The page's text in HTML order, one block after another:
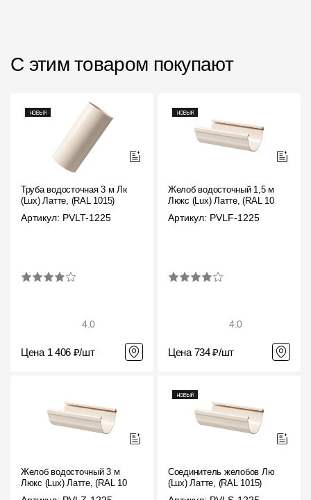
С этим товаром покупают
Труба водосточная 3 м Люкс
(Lux) Латте, (RAL 1015)
Артикул: PVLT-1225
4.0
Цена 1 406 ₽/шт
Желоб водосточный 1,5 м
Люкс (Lux) Латте, (RAL 1015)
Артикул: PVLF-1225
4.0
Цена 734 ₽/шт
Желоб водосточный 3 м
Люкс (Lux) Латте, (RAL 1015)
Соединитель желобов Люкс
(Lux) Латте, (RAL 1015)